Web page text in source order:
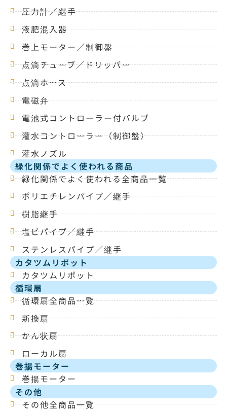
圧力計／継手
液肥混入器
巻上モーター／制御盤
点滴チューブ／ドリッパー
点滴ホース
電磁弁
電池式コントローラー付バルブ
灌水コントローラー（制御盤）
灌水ノズル
緑化関係でよく使われる商品
緑化関係でよく使われる全商品一覧
ポリエチレンパイプ／継手
樹脂継手
塩ビパイプ／継手
ステンレスパイプ／継手
カタツムリポット
カタツムリポット
循環扇
循環扇全商品一覧
新換扇
かん状扇
ローカル扇
巻揚モーター
巻揚モーター
その他
その他全商品一覧